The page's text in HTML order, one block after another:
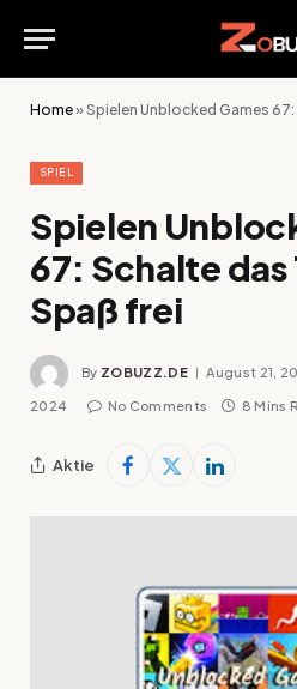
Home»Spielen Unblocked Games
SPIEL
Spielen
67: Schalte das
Spaß frei
By ZOBUZZ.DE August 21,
2024 No Comments 8 Mins
Aktie